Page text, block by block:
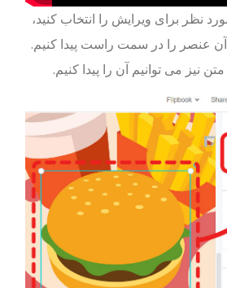
نظر برای ویرایش را انتخاب کنید،
عنصر را در سمت راست پیدا کنیم.
نیز می توانیم آن را پیدا کنیم.